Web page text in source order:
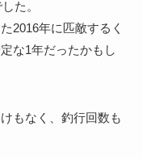
た。
2016年に匹敵するく
な1年だったかもし
もなく、釣行回数も